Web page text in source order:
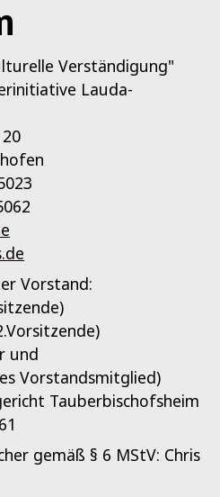
Verständigung"
Lauda-
Vorstand:
und
Vorstandsmitglied)
Tauberbischofsheim
gemäß § 6 MStV: Chris